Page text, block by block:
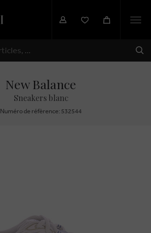
New Balance
Sneakers blanc
Numéro de réfèrence: 532544